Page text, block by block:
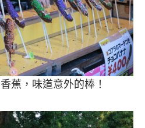
蕉，味道意外的棒！